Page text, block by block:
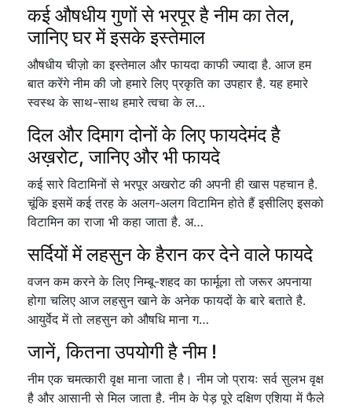
कई औषधीय गुणों से भरपूर है नीम का तेल,
जानिए घर में इसके इस्तेमाल
औषधीय चीज़ो का इस्तेमाल और फायदा काफी ज्यादा है. आज हम
बात करेंगे नीम की जो हमारे लिए प्रकृति का उपहार है. यह हमारे
स्वस्थ के साथ-साथ हमारे त्वचा के ल…
दिल और दिमाग दोनों के लिए फायदेमंद है
अख़रोट, जानिए और भी फायदे
कई सारे विटामिनों से भरपूर अखरोट की अपनी ही खास पहचान है.
चूंकि इसमें कई तरह के अलग-अलग विटामिन होते हैं इसीलिए इसको
विटामिन का राजा भी कहा जाता है. अ…
सर्दियों में लहसुन के हैरान कर देने वाले फायदे
वजन कम करने के लिए निम्बू-शहद का फार्मूला तो जरूर अपनाया
होगा चलिए आज लहसुन खाने के अनेक फायदों के बारे बताते है.
आयुर्वेद में तो लहसुन को औषधि माना ग…
जानें, कितना उपयोगी है नीम !
नीम एक चमत्कारी वृक्ष माना जाता है। नीम जो प्रायः सर्व सुलभ वृक्ष
है और आसानी से मिल जाता है. नीम के पेड़ पूरे दक्षिण एशिया में फैले